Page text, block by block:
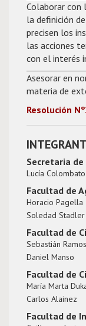
Colaborar con
la definición
precisen los
las acciones
con el interés
Asesorar en
materia de
Resolución
Secretaria
Lucía Colombato
Facultad de
Horacio Pagella
Soledad Stadler
Facultad de
Sebastián Ramos
Daniel Manso
Facultad de
María Marta
Carlos Alainez
Facultad de